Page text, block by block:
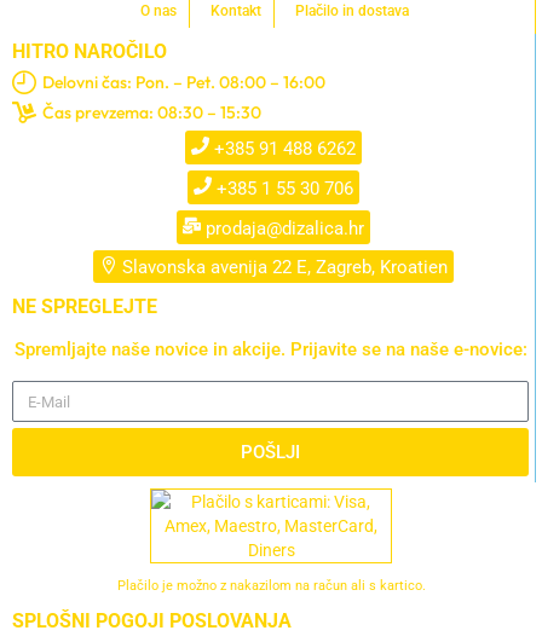
O nas Kontakt Plačilo in dostava
HITRO NAROČILO
Delovni čas: Pon. – Pet. 08:00 – 16:00
Čas prevzema: 08:30 – 15:30
+385 91 488 6262
+385 1 55 30 706
prodaja@dizalica.hr
Slavonska avenija 22 E, Zagreb, Kroatien
NE SPREGLEJTE
Spremljajte naše novice in akcije. Prijavite se na naše e-novice:
POŠLJI
Plačilo je možno z nakazilom na račun ali s kartico.
SPLOŠNI POGOJI POSLOVANJA